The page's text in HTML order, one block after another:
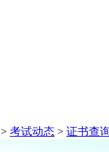
> 考试动态 > 证书查